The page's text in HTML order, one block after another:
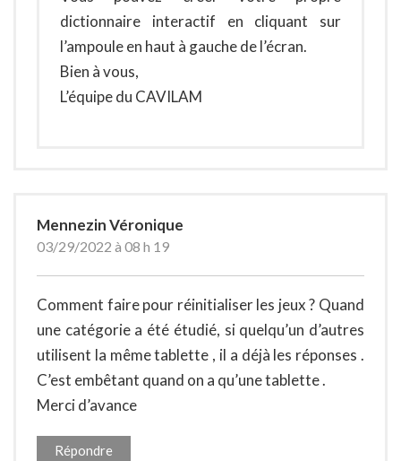
dictionnaire interactif en cliquant sur
l’ampoule en haut à gauche de l’écran.
Bien à vous,
L’équipe du CAVILAM
Mennezin Véronique
03/29/2022 à 08 h 19
Comment faire pour réinitialiser les jeux ? Quand
une catégorie a été étudié, si quelqu’un d’autres
utilisent la même tablette , il a déjà les réponses .
C’est embêtant quand on a qu’une tablette .
Merci d’avance
Répondre